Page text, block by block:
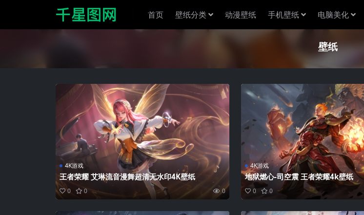
首页 壁纸分类 动漫壁纸 手机壁纸 电脑美化
壁纸
4K游戏
王者荣耀 艾琳流音漫舞超清无水印4K壁纸
0 0 0
4K游戏
地狱燃心-司空震 王者荣耀4k壁纸
0 0